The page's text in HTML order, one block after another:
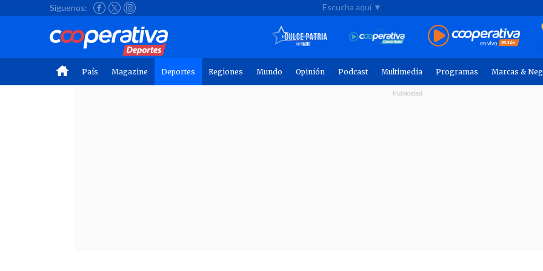
Síguenos: Escucha aquí ▼
País Magazine Deportes Regiones Mundo Opinión Podcast Multimedia Programas Marcas &